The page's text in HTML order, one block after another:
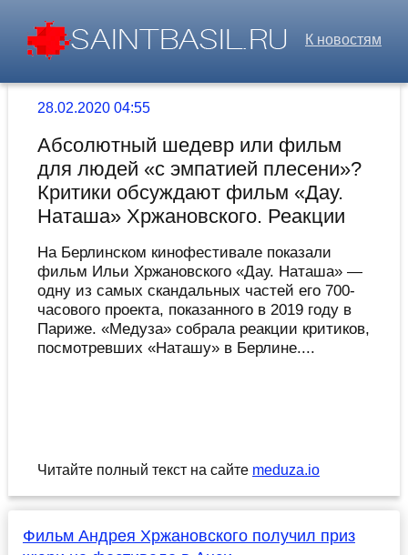
К новостям
28.02.2020 04:55
Абсолютный шедевр или фильм
для людей «с эмпатией плесени»?
Критики обсуждают фильм «Дау.
Наташа» Хржановского. Реакции
На Берлинском кинофестивале показали
фильм Ильи Хржановского «Дау. Наташа» —
одну из самых скандальных частей его 700-
часового проекта, показанного в 2019 году в
Париже. «Медуза» собрала реакции критиков,
посмотревших «Наташу» в Берлине....
Читайте полный текст на сайте meduza.io
Фильм Андрея Хржановского получил приз